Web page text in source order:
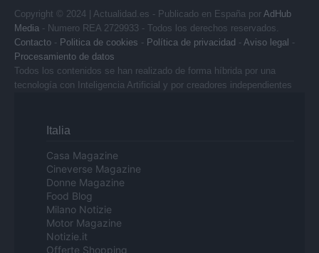
Copyright © 2024 | Actualidad.es - Publicado en España por AdHub
Media - Numero REA 2729933 - Todos los derechos reservados.
Contacto - Politica de cookies - Política de privacidad - Aviso legal -
Procesamiento de datos
Todos los contenidos se han realizado de forma híbrida por una
tecnología con Inteligencia Artificial y por creadores independientes
Italia
Casa Magazine
Cineverse Magazine
Donne Magazine
Food Blog
Milano Notizie
Motor Magazine
Notizie.it
Offerte Shopping